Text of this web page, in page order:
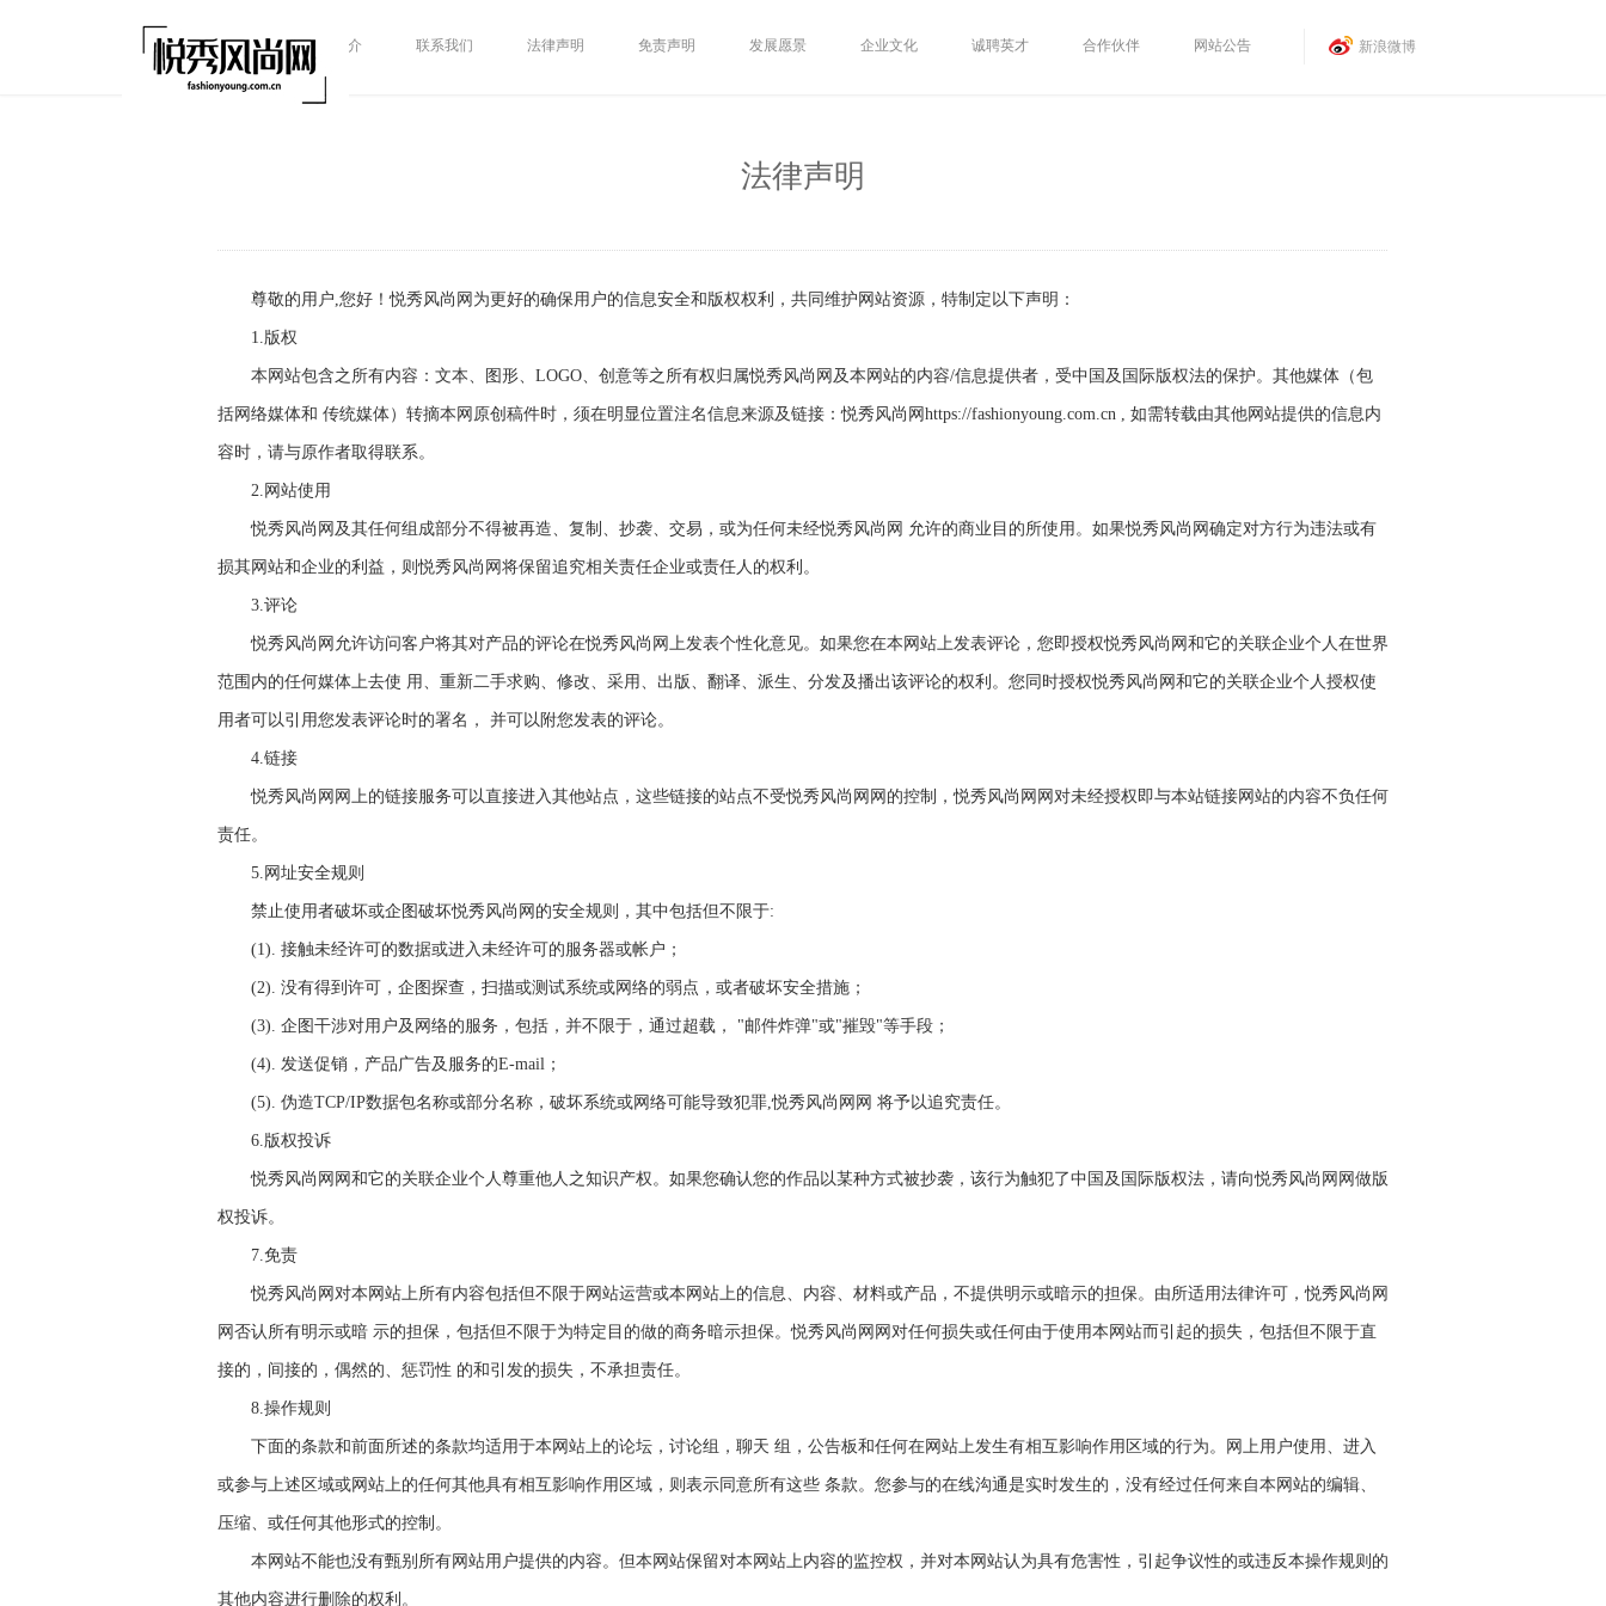
新浪微博
网站简介 联系我们 法律声明 免责声明 发展愿景 企业文化 诚聘英才 合作伙伴 网站公告
法律声明
​尊敬的用户,您好！悦秀风尚网为更好的确保用户的信息安全和版权权利，共同维护网站资源，特制定以下声明：
1.版权
本网站包含之所有内容：文本、图形、LOGO、创意等之所有权归属悦秀风尚网及本网站的内容/信息提供者，受中国及国际版权法的保护。其他媒体（包
括网络媒体和 传统媒体）转摘本网原创稿件时，须在明显位置注名信息来源及链接：悦秀风尚网https://fashionyoung.com.cn , 如需转载由其他网站提供的信息内
容时，请与原作者取得联系。
2.网站使用
悦秀风尚网及其任何组成部分不得被再造、复制、抄袭、交易，或为任何未经悦秀风尚网 允许的商业目的所使用。如果悦秀风尚网确定对方行为违法或有
损其网站和企业的利益，则悦秀风尚网将保留追究相关责任企业或责任人的权利。
3.评论
悦秀风尚网允许访问客户将其对产品的评论在悦秀风尚网上发表个性化意见。如果您在本网站上发表评论，您即授权悦秀风尚网和它的关联企业个人在世界
范围内的任何媒体上去使 用、重新二手求购、修改、采用、出版、翻译、派生、分发及播出该评论的权利。您同时授权悦秀风尚网和它的关联企业个人授权使
用者可以引用您发表评论时的署名， 并可以附您发表的评论。
4.链接
悦秀风尚网网上的链接服务可以直接进入其他站点，这些链接的站点不受悦秀风尚网网的控制，悦秀风尚网网对未经授权即与本站链接网站的内容不负任何
责任。
5.网址安全规则
禁止使用者破坏或企图破坏悦秀风尚网的安全规则，其中包括但不限于:
(1). 接触未经许可的数据或进入未经许可的服务器或帐户；
(2). 没有得到许可，企图探查，扫描或测试系统或网络的弱点，或者破坏安全措施；
(3). 企图干涉对用户及网络的服务，包括，并不限于，通过超载， "邮件炸弹"或"摧毁"等手段；
(4). 发送促销，产品广告及服务的E-mail；
(5). 伪造TCP/IP数据包名称或部分名称，破坏系统或网络可能导致犯罪,悦秀风尚网网 将予以追究责任。
6.版权投诉
悦秀风尚网网和它的关联企业个人尊重他人之知识产权。如果您确认您的作品以某种方式被抄袭，该行为触犯了中国及国际版权法，请向悦秀风尚网网做版
权投诉。
7.免责
悦秀风尚网对本网站上所有内容包括但不限于网站运营或本网站上的信息、内容、材料或产品，不提供明示或暗示的担保。由所适用法律许可，悦秀风尚网
网否认所有明示或暗 示的担保，包括但不限于为特定目的做的商务暗示担保。悦秀风尚网网对任何损失或任何由于使用本网站而引起的损失，包括但不限于直
接的，间接的，偶然的、惩罚性 的和引发的损失，不承担责任。
8.操作规则
下面的条款和前面所述的条款均适用于本网站上的论坛，讨论组，聊天 组，公告板和任何在网站上发生有相互影响作用区域的行为。网上用户使用、进入
或参与上述区域或网站上的任何其他具有相互影响作用区域，则表示同意所有这些 条款。您参与的在线沟通是实时发生的，没有经过任何来自本网站的编辑、
压缩、或任何其他形式的控制。
本网站不能也没有甄别所有网站用户提供的内容。但本网站保留对本网站上内容的监控权，并对本网站认为具有危害性，引起争议性的或违反本操作规则的
其他内容进行删除的权利。